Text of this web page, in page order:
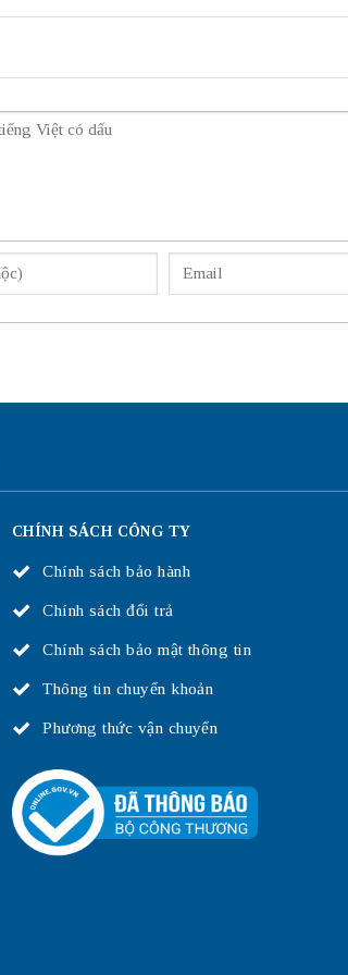
CHÍNH SÁCH CÔNG TY
Chính sách bảo hành
Chính sách đổi trả
Chính sách bảo mật thông tin
Thông tin chuyển khoản
Phương thức vận chuyển